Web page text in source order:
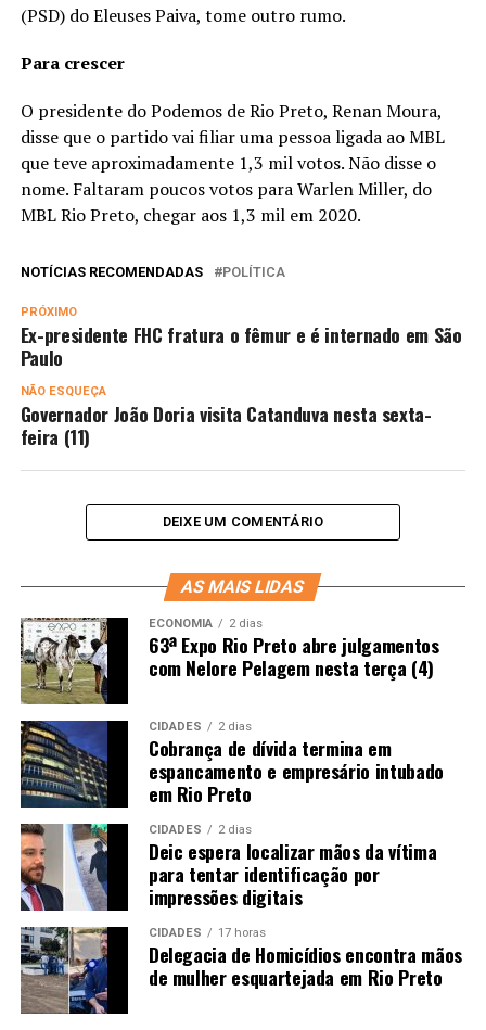
(PSD) do Eleuses Paiva, tome outro rumo.
Para crescer
O presidente do Podemos de Rio Preto, Renan Moura,
disse que o partido vai filiar uma pessoa ligada ao MBL
que teve aproximadamente 1,3 mil votos. Não disse o
nome. Faltaram poucos votos para Warlen Miller, do
MBL Rio Preto, chegar aos 1,3 mil em 2020.
NOTÍCIAS RECOMENDADAS POLÍTICA
PRÓXIMO
Ex-presidente FHC fratura o fêmur e é internado em São
Paulo
NÃO ESQUEÇA
Governador João Doria visita Catanduva nesta sexta-
feira (11)
DEIXE UM COMENTÁRIO
AS MAIS LIDAS
ECONOMIA 2 dias
63ª Expo Rio Preto abre julgamentos
com Nelore Pelagem nesta terça (4)
CIDADES 2 dias
Cobrança de dívida termina em
espancamento e empresário intubado
em Rio Preto
CIDADES 2 dias
Deic espera localizar mãos da vítima
para tentar identificação por
impressões digitais
CIDADES 17 horas
Delegacia de Homicídios encontra mãos
de mulher esquartejada em Rio Preto